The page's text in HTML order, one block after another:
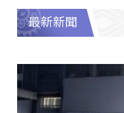
最新新聞